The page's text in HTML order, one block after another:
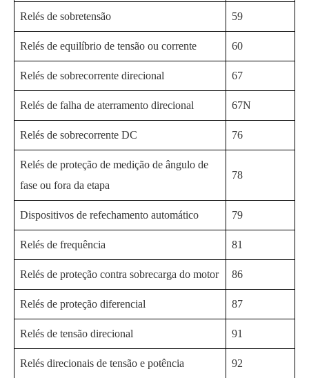
Relés de sobretensão 59
Relés de equilíbrio de tensão ou corrente 60
Relés de sobrecorrente direcional 67
Relés de falha de aterramento direcional 67N
Relés de sobrecorrente DC 76
Relés de proteção de medição de ângulo de
fase ou fora da etapa
78
Dispositivos de refechamento automático 79
Relés de frequência 81
Relés de proteção contra sobrecarga do motor 86
Relés de proteção diferencial 87
Relés de tensão direcional 91
Relés direcionais de tensão e potência 92